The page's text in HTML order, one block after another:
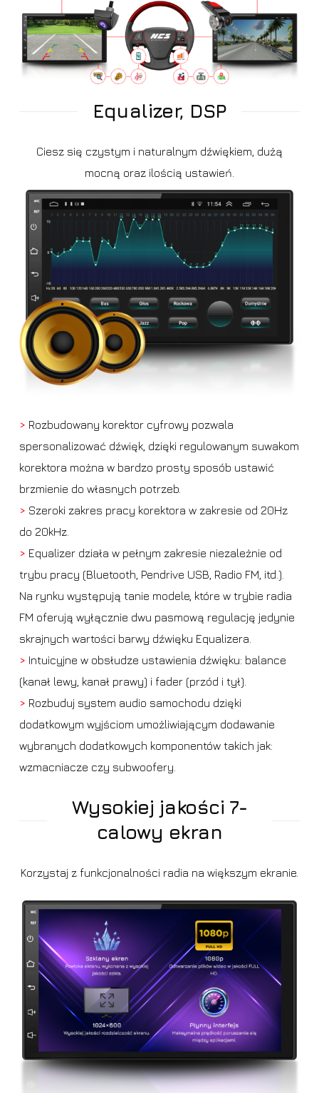
Equalizer, DSP
Ciesz się czystym i naturalnym dźwiękiem, dużą
mocną oraz ilością ustawień.
> Rozbudowany korektor cyfrowy pozwala
spersonalizować dźwięk, dzięki regulowanym suwakom
korektora można w bardzo prosty sposób ustawić
brzmienie do własnych potrzeb.
> Szeroki zakres pracy korektora w zakresie od 20Hz
do 20kHz.
> Equalizer działa w pełnym zakresie niezależnie od
trybu pracy (Bluetooth, Pendrive USB, Radio FM, itd.).
Na rynku występują tanie modele, które w trybie radia
FM oferują wyłącznie dwu pasmową regulację jedynie
skrajnych wartości barwy dźwięku Equalizera.
> Intuicyjne w obsłudze ustawienia dźwięku: balance
(kanał lewy, kanał prawy) i fader (przód i tył).
> Rozbuduj system audio samochodu dzięki
dodatkowym wyjściom umożliwiającym dodawanie
wybranych dodatkowych komponentów takich jak:
wzmacniacze czy subwoofery.
Wysokiej jakości 7-
calowy ekran
Korzystaj z funkcjonalności radia na większym ekranie.